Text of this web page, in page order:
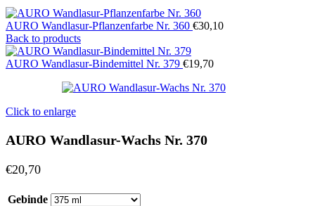
AURO Wandlasur-Pflanzenfarbe Nr. 360 €30,10
Back to products
AURO Wandlasur-Bindemittel Nr. 379 €19,70
Click to enlarge
AURO Wandlasur-Wachs Nr. 370
€20,70
Gebinde